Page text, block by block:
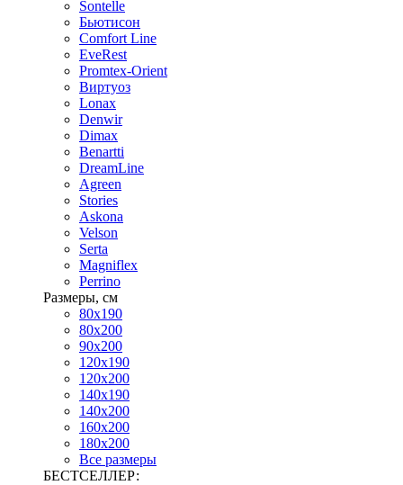
Sontelle
Бьютисон
Comfort Line
EveRest
Promtex-Orient
Виртуоз
Lonax
Denwir
Dimax
Benartti
DreamLine
Agreen
Stories
Askona
Velson
Serta
Magniflex
Perrino
Размеры, см
80х190
80х200
90х200
120х190
120х200
140х190
140х200
160х200
180х200
Все размеры
БЕСТСЕЛЛЕР: